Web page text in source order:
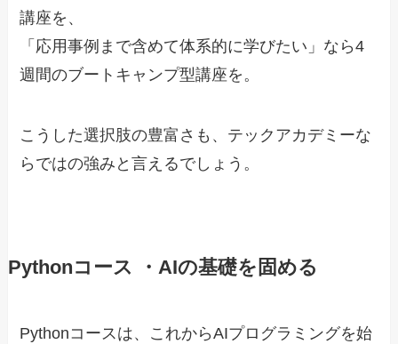
講座を、
「応用事例まで含めて体系的に学びたい」なら4
週間のブートキャンプ型講座を。
こうした選択肢の豊富さも、テックアカデミーな
らではの強みと言えるでしょう。
Pythonコース ・AIの基礎を固める
Pythonコースは、これからAIプログラミングを始